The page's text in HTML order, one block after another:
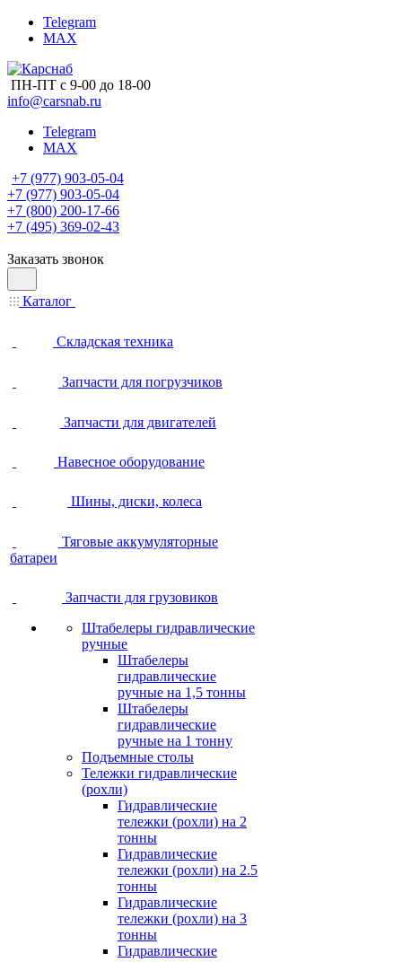
Telegram
MAX
ПН-ПТ с 9-00 до 18-00
info@carsnab.ru
Telegram
MAX
+7 (977) 903-05-04
+7 (977) 903-05-04
+7 (800) 200-17-66
+7 (495) 369-02-43
Заказать звонок
Каталог
Складская техника
Запчасти для погрузчиков
Запчасти для двигателей
Навесное оборудование
Шины, диски, колеса
Тяговые аккумуляторные
батареи
Запчасти для грузовиков
Штабелеры гидравлические
ручные
Штабелеры
гидравлические
ручные на 1,5 тонны
Штабелеры
гидравлические
ручные на 1 тонну
Подъемные столы
Тележки гидравлические
(рохли)
Гидравлические
тележки (рохли) на 2
тонны
Гидравлические
тележки (рохли) на 2.5
тонны
Гидравлические
тележки (рохли) на 3
тонны
Гидравлические